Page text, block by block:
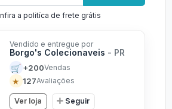
a politíca de frete grátis
Vendido e entregue por
Borgo's Colecionaveis - PR
🛒 +200Vendas
★ 127Avaliações
Ver loja Seguir